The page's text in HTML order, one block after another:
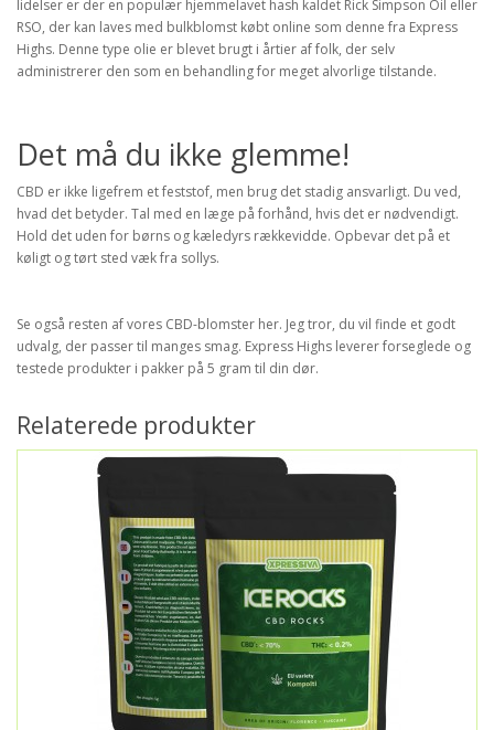
lidelser er der en populær hjemmelavet hash kaldet Rick Simpson Oil eller
RSO, der kan laves med bulkblomst købt online som denne fra Express
Highs. Denne type olie er blevet brugt i årtier af folk, der selv
administrerer den som en behandling for meget alvorlige tilstande.
Det må du ikke glemme!
CBD er ikke ligefrem et feststof, men brug det stadig ansvarligt. Du ved,
hvad det betyder. Tal med en læge på forhånd, hvis det er nødvendigt.
Hold det uden for børns og kæledyrs rækkevidde. Opbevar det på et
køligt og tørt sted væk fra sollys.
Se også resten af vores CBD-blomster her. Jeg tror, du vil finde et godt
udvalg, der passer til manges smag. Express Highs leverer forseglede og
testede produkter i pakker på 5 gram til din dør.
Relaterede produkter